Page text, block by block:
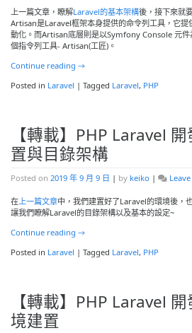
上一篇文章，瞭解Laravel的基本架構後，接下來就
Artisan是Laravel框架本身提供的命令列工具，它提
動化。而Artisan底層則是以Symfony Console 元件
個指令列工具- Artisan(工匠)。
Continue reading →
Posted in Laravel | Tagged Laravel, PHP
【轉載】PHP Laravel
置與目錄架構
Posted on 2019 年 9 月 9 日 | by keiko |
在上一篇文章中，我們建置好了Laravel的環境後，
讓我們瞭解Laravel的目錄架構以及基本的設定~
Continue reading →
Posted in Laravel | Tagged Laravel, PHP
【轉載】PHP Laravel
境建置